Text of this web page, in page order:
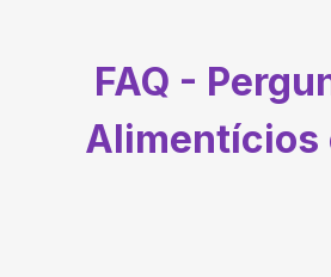
FAQ -
Alimentícios